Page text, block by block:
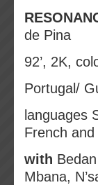
de Pina
92’, 2K,
Portugal/
languages
French
with
Mbana,